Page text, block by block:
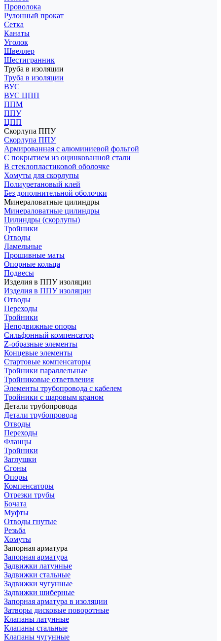
Проволока
Рулонный прокат
Сетка
Канаты
Уголок
Швеллер
Шестигранник
Труба в изоляции
Труба в изоляции
ВУС
ВУС ЦПП
ППМ
ППУ
ЦПП
Скорлупа ППУ
Скорлупа ППУ
Армированная с алюминиевой фольгой
С покрытием из оцинкованной стали
В стеклопластиковой оболочке
Хомуты для скорлупы
Полиуретановый клей
Без дополнительной оболочки
Минераловатные цилиндры
Минераловатные цилиндры
Цилиндры (скорлупы)
Тройники
Отводы
Ламельные
Прошивные маты
Опорные кольца
Подвесы
Изделия в ППУ изоляции
Изделия в ППУ изоляции
Отводы
Переходы
Тройники
Неподвижные опоры
Cильфонный компенсатор
Z-образные элементы
Концевые элементы
Стартовые компенсаторы
Тройники параллельные
Тройниковые ответвления
Элементы трубопровода с кабелем
Тройники с шаровым краном
Детали трубопровода
Детали трубопровода
Отводы
Переходы
Фланцы
Тройники
Заглушки
Сгоны
Опоры
Компенсаторы
Отрезки трубы
Бочата
Муфты
Отводы гнутые
Резьба
Хомуты
Запорная арматура
Запорная арматура
Задвижки латунные
Задвижки стальные
Задвижки чугунные
Задвижки шиберные
Запорная арматура в изоляции
Затворы дисковые поворотные
Клапаны латунные
Клапаны стальные
Клапаны чугунные